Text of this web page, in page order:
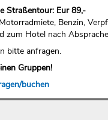
Straßentour: Eur 89,-
Benzin,
zum Hotel nach Absprache
bitte anfragen.
Gruppen!
buchen